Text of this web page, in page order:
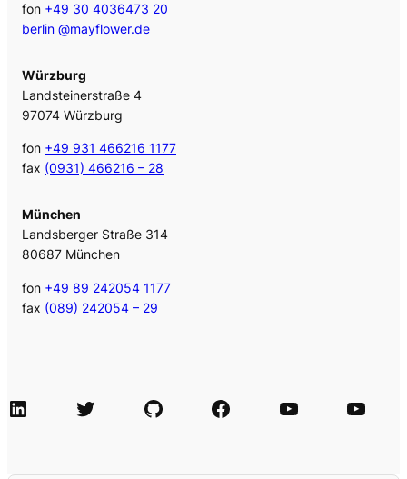
fon +49 30 4036473 20
berlin @mayflower.de
Würzburg
Landsteinerstraße 4
97074 Würzburg
fon +49 931 466216 1177
fax (0931) 466216 – 28
München
Landsberger Straße 314
80687 München
fon +49 89 242054 1177
fax (089) 242054 – 29
LinkedIn Twitter GitHub Facebook Agile Videos Tech-Videos